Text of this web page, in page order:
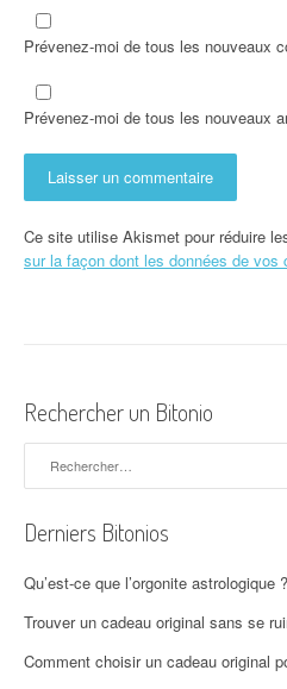
Prévenez-moi de tous les nouveaux
Prévenez-moi de tous les nouveaux
Ce site utilise Akismet pour réduire
sur la façon dont les données de vos
Rechercher un Bitonio
Derniers Bitonios
Qu’est-ce que l’orgonite astrologique ?
Trouver un cadeau original sans se
Comment choisir un cadeau original